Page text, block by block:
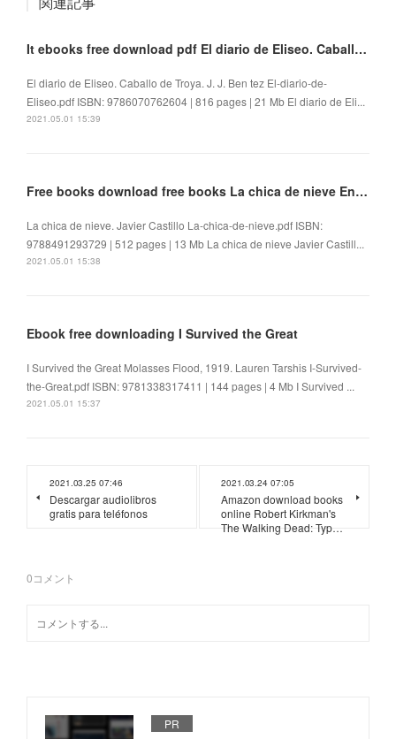
It ebooks free download pdf El diario de Eliseo. Caballo de Troya
El diario de Eliseo. Caballo de Troya. J. J. Ben tez El-diario-de-
Eliseo.pdf ISBN: 9786070762604 | 816 pages | 21 Mb El diario de Eli...
2021.05.01 15:39
Free books download free books La chica de nieve English version
La chica de nieve. Javier Castillo La-chica-de-nieve.pdf ISBN:
9788491293729 | 512 pages | 13 Mb La chica de nieve Javier Castill...
2021.05.01 15:38
Ebook free downloading I Survived the Great
I Survived the Great Molasses Flood, 1919. Lauren Tarshis I-Survived-
the-Great.pdf ISBN: 9781338317411 | 144 pages | 4 Mb I Survived ...
2021.05.01 15:37
2021.03.25 07:46
Descargar audiolibros
gratis para teléfonos
2021.03.24 07:05
Amazon download books
online Robert Kirkman's
The Walking Dead: Typ…
0コメント
PR